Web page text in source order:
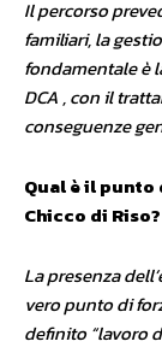
Il percorso
familiari, la
fondamentale è
DCA , con il
conseguenze
Qual è il
Chicco di Riso?
La presenza
vero punto di
definito “lavoro